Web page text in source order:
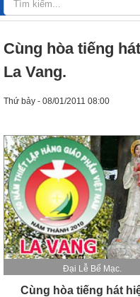
Cùng hòa tiếng
La Vang.
Thứ bảy - 08/01/2011 08:00
Đại Lễ Bế Mạc.
Cùng hòa tiếng hát